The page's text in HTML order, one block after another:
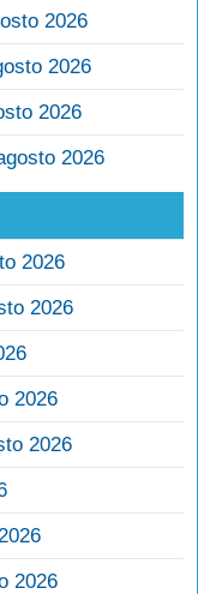
2026
2026
2026
2026
2026
2026
2026
2026
2026